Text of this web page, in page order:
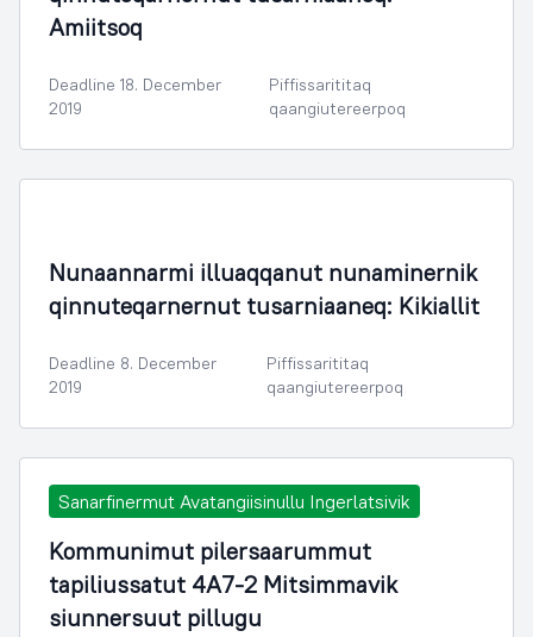
Amiitsoq
Deadline 18. December
2019
Piffissarititaq
qaangiutereerpoq
Nunaannarmi illuaqqanut nunaminernik
qinnuteqarnernut tusarniaaneq: Kikiallit
Deadline 8. December
2019
Piffissarititaq
qaangiutereerpoq
Sanarfinermut Avatangiisinullu Ingerlatsivik
Kommunimut pilersaarummut
tapiliussatut 4A7-2 Mitsimmavik
siunnersuut pillugu